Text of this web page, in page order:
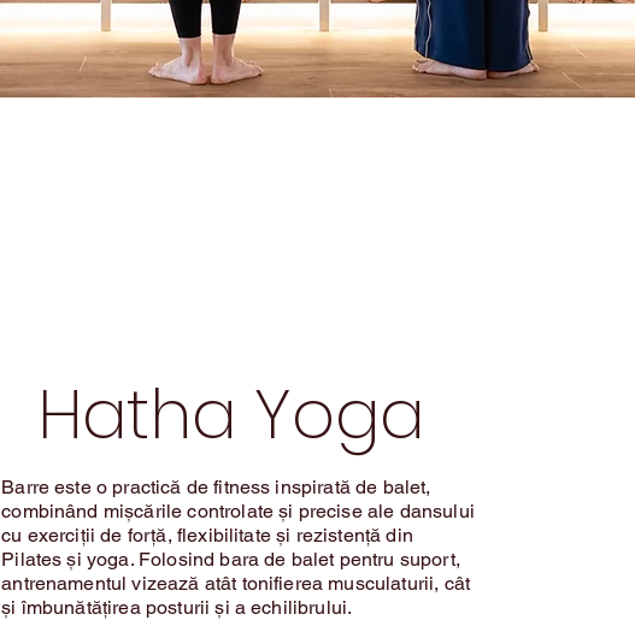
Hatha Yoga
Barre este o practică de fitness inspirată de balet,
combinând mișcările controlate și precise ale dansului
cu exerciții de forță, flexibilitate și rezistență din
Pilates și yoga. Folosind bara de balet pentru suport,
antrenamentul vizează atât tonifierea musculaturii, cât
și îmbunătățirea posturii și a echilibrului.